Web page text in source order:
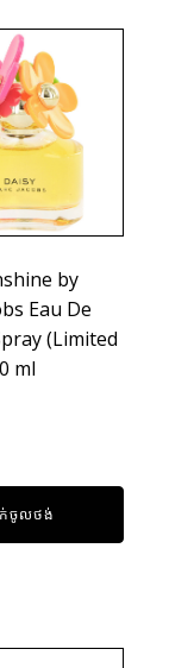
by
Eau De
(Limited
ml
ក់ចូលថង់